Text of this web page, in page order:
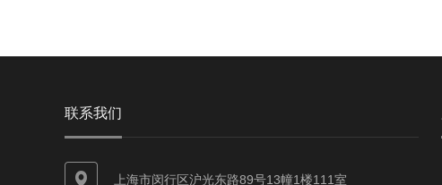
联系我们
上海市闵行区沪光东路89号13幢1楼111室